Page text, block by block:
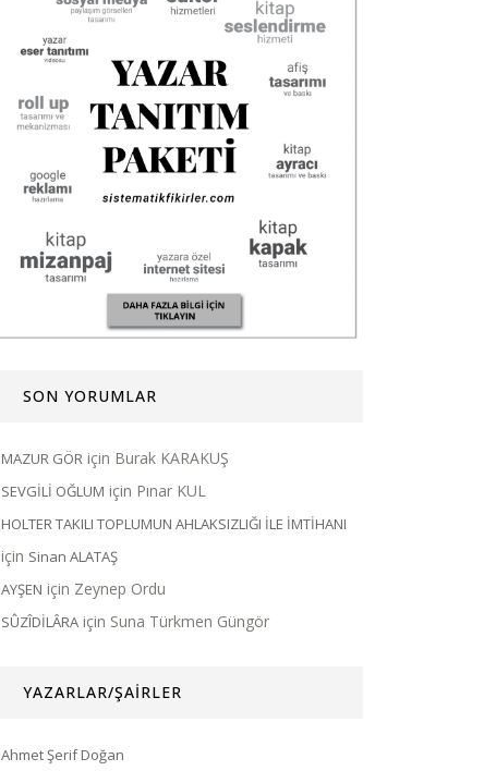
SON YORUMLAR
MAZUR GÖR için Burak KARAKUŞ
SEVGİLİ OĞLUM için Pınar KUL
HOLTER TAKILI TOPLUMUN AHLAKSIZLIĞI İLE İMTİHANI
için Sinan ALATAŞ
AYŞEN için Zeynep Ordu
SÛZÎDİLÂRA için Suna Türkmen Güngör
YAZARLAR/ŞAİRLER
Ahmet Şerif Doğan